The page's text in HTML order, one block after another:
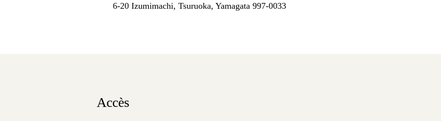
6-20 Izumimachi, Tsuruoka, Yamagata 997-0033
Accès